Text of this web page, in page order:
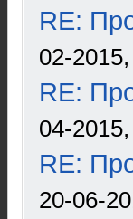
RE:
02-
RE:
04-
RE:
20-06-